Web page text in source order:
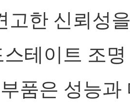
고한 신뢰성
테이트 조
품은 성능과